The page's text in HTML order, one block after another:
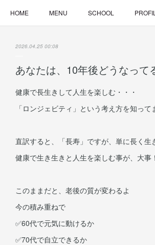
HOME MENU SCHOOL
2026.04.25 00:08
あなたは、10年後どうなって
健康で長生きして人生を楽しむ・・・
「ロンジェビティ」という考え方を知って
直訳すると、「長寿」ですが、単に長く生
健康で生き生きと人生を楽しむ事が、大事！
このままだと、老後の質が変わるよ
今の積み重ねで
✅60代で元気に動けるか
✅70代で自立できるか